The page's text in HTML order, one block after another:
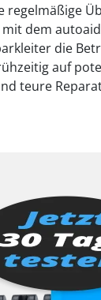
regelmäßige
dem
die
auf
teure